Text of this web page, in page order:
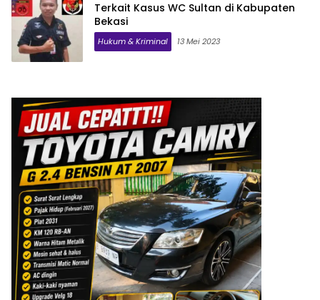
Terkait Kasus WC Sultan di Kabupaten
Bekasi
Hukum & Kriminal 13 Mei 2023